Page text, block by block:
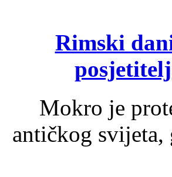
Rimski
Mokro je
antičkog